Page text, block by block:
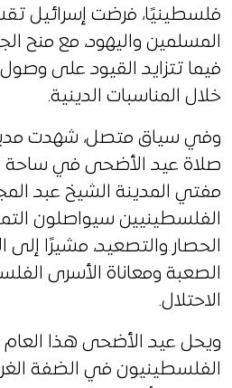
فلسطينيًا، فرضت إسرائيل
المسلمين واليهود، مع منح
فيما تتزايد القيود على
خلال المناسبات الدينية.
وفي سياق متصل، شهدت
صلاة عيد الأضحى في ساحة
مفتي المدينة الشيخ عبد
الفلسطينيين سيواصلون
الحصار والتصعيد، مشيرًا إلى
الصعبة ومعاناة الأسرى
الاحتلال.
ويحل عيد الأضحى هذا
الفلسطينيون في الضفة